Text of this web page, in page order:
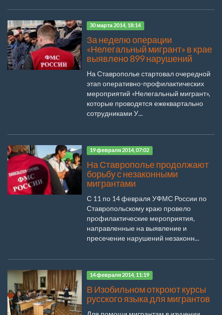
30 марта 2014, 18:14
За неделю операции
«Нелегальный мигрант» в крае
выявлено 899 нарушений
На Ставрополье стартовал очередной
этап оперативно-профилактических
мероприятий «Нелегальный мигрант»,
которые проводятся ежеквартально
сотрудниками У...
19 февраля 2014, 07:02
На Ставрополье продолжают
борьбу с незаконными
мигрантами
С 11 по 14 февраля УФМС России по
Ставропольскому краю провело
профилактические мероприятия,
направленные на выявление и
пресечение нарушений незаконн...
14 февраля 2014, 11:19
В Изобильном откроют курсы
русского языка для мигрантов